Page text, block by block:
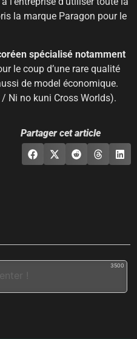
la marque Paragon pour le
spécialisé notamment
le coup d’une rare qualité
de model économique.
Ni no kuni Cross Worlds).
Partager cet article
3500